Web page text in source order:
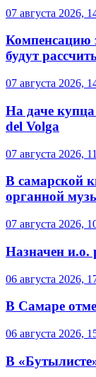
07 августа 2026,
Компенсацию
будут
07 августа 2026,
На даче
del Volga
07 августа 2026,
В самарской
органной
07 августа 2026,
Назначен и.о.
06 августа 2026,
В Самаре
06 августа 2026,
В